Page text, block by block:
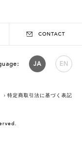
CONTACT
JA EN
特定商取引法に基づく表記